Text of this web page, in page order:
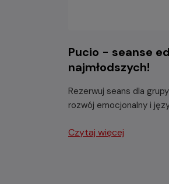
Pucio - seanse
najmłodszych!
Rezerwuj seans dla
rozwój emocjonalny i
Czytaj więcej